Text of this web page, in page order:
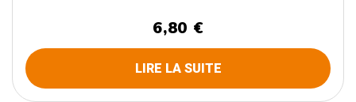
6,80 €
LIRE LA SUITE